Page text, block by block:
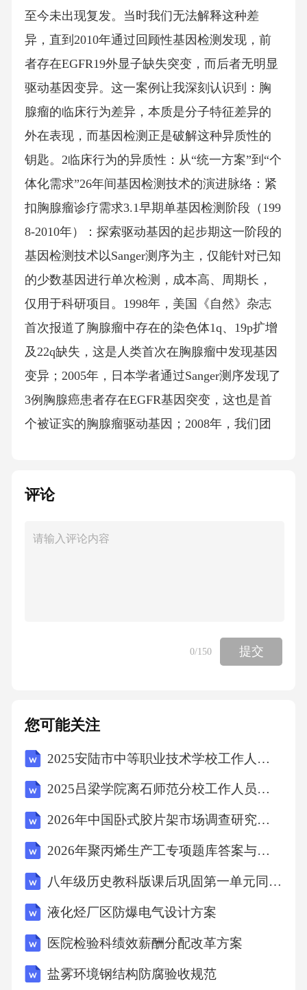
至今未出现复发。当时我们无法解释这种差
异，直到2010年通过回顾性基因检测发现，前
者存在EGFR19外显子缺失突变，而后者无明显
驱动基因变异。这一案例让我深刻认识到：胸
腺瘤的临床行为差异，本质是分子特征差异的
外在表现，而基因检测正是破解这种异质性的
钥匙。2临床行为的异质性：从“统一方案”到“个
体化需求”26年间基因检测技术的演进脉络：紧
扣胸腺瘤诊疗需求3.1早期单基因检测阶段（199
8-2010年）：探索驱动基因的起步期这一阶段的
基因检测技术以Sanger测序为主，仅能针对已知
的少数基因进行单次检测，成本高、周期长，
仅用于科研项目。1998年，美国《自然》杂志
首次报道了胸腺瘤中存在的染色体1q、19p扩增
及22q缺失，这是人类首次在胸腺瘤中发现基因
变异；2005年，日本学者通过Sanger测序发现了
3例胸腺癌患者存在EGFR基因突变，这也是首
个被证实的胸腺瘤驱动基因；2008年，我们团
来被证实是胸腺瘤的核心驱动变异之一。但受
患者，仅能为少数研究对象提供参考。2临床行
全景式基因检测的临床落地2010年后，二代测
序（NGS）技术逐渐成熟，基因检测的成本大
异、插入缺失、融合基因、拷贝数变异等，这
让胸腺瘤的全景式基因检测成为可能。2015
年，《临床肿瘤学杂志》（JCO）发表了一项纳
2%的患者存在可靶向的驱动基因变异，其中TF
E3融合占比最高（8%），其次是EGFR突变
（5%）、ALK融合（3%）；2018年，我们团队
牵头开展了国内首个多中心胸腺瘤NGS检测研
EGFR突变、RET融合等变异的存在比例，同时
发现了PD-L1高表达与免疫治疗疗效的相关性。
评论
0/150 提交
您可能关注
2025安陆市中等职业技术学校工作人员招聘考试试题
2025吕梁学院离石师范分校工作人员招聘考试试题
2026年中国卧式胶片架市场调查研究报告
2026年聚丙烯生产工专项题库答案与解释
八年级历史教科版课后巩固第一单元同步测试卷基础版A卷
液化烃厂区防爆电气设计方案
医院检验科绩效薪酬分配改革方案
盐雾环境钢结构防腐验收规范